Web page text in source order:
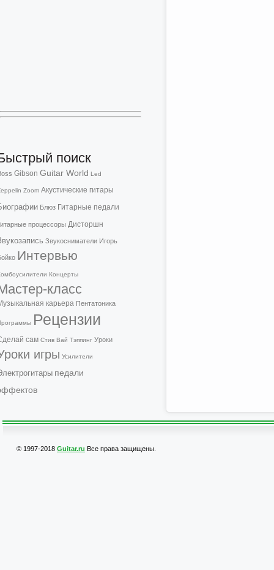
поиск
Gibson Guitar World Led
Zoom Акустические гитары
Блюз Гитарные педали
процессоры Дисторшн
Звукосниматели Игорь
Интервью
Концерты
класс
карьера Пентатоника
Рецензии
сам Стив Вай Тэппинг Уроки
игры Усилители
педали
© 1997-2018 Guitar.ru Все права защищены.